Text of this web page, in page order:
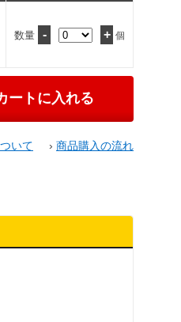
数量 - + 個
いて › 商品購入の流れ